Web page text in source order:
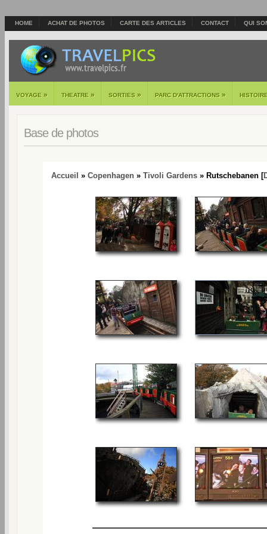
HOME ACHAT DE PHOTOS CARTE DES ARTICLES CONTACT QUI
VOYAGE » THEATRE » SORTIES » PARC D'ATTRACTIONS »
Base de photos
Accueil » Copenhagen » Tivoli Gardens » Rutschebanen [